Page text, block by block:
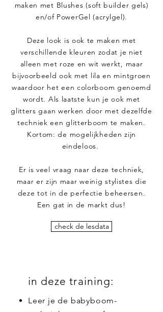
maken met Blushes (soft builder gels)
en/of PowerGel (acrylgel).
Deze look is ook te maken met
verschillende kleuren zodat je niet
alleen met roze en wit werkt, maar
bijvoorbeeld ook met lila en mintgroen
waardoor het een colorboom genoemd
wordt. Als laatste kun je ook met
glitters gaan werken door met dezelfde
techniek een glitterboom te maken.
Kortom: de mogelijkheden zijn
eindeloos.
Er is veel vraag naar deze techniek,
maar er zijn maar weinig stylistes die
deze tot in de perfectie beheersen.
Een gat in de markt dus!
check de lesdata
in deze training:
Leer je de babyboom-